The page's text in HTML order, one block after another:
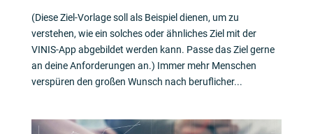
(Diese Ziel-Vorlage soll als Beispiel dienen, um zu
verstehen, wie ein solches oder ähnliches Ziel mit der
VINIS-App abgebildet werden kann. Passe das Ziel gerne
an deine Anforderungen an.) Immer mehr Menschen
verspüren den großen Wunsch nach beruflicher...